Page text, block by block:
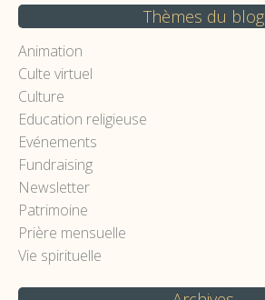
Thèmes du blog
Animation
Culte virtuel
Culture
Education religieuse
Evénements
Fundraising
Newsletter
Patrimoine
Prière mensuelle
Vie spirituelle